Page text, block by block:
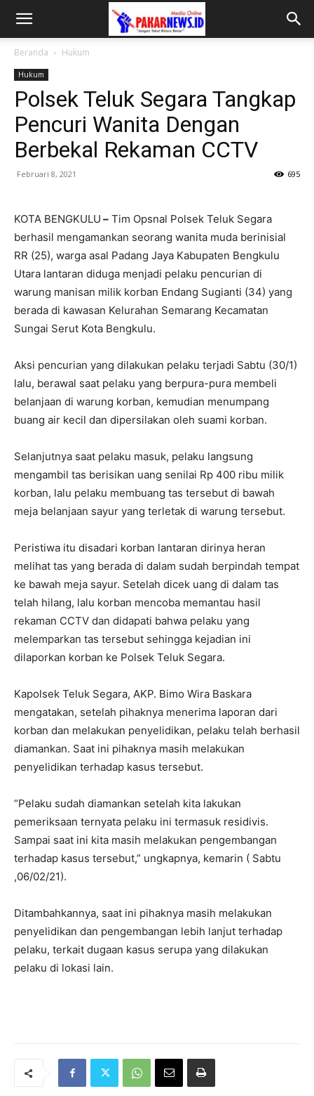
Beranda Hukum
Hukum
Polsek Teluk Segara Tangkap
Pencuri Wanita Dengan
Berbekal Rekaman CCTV
Februari 8, 2021 695
KOTA BENGKULU – Tim Opsnal Polsek Teluk Segara
berhasil mengamankan seorang wanita muda berinisial
RR (25), warga asal Padang Jaya Kabupaten Bengkulu
Utara lantaran diduga menjadi pelaku pencurian di
warung manisan milik korban Endang Sugianti (34) yang
berada di kawasan Kelurahan Semarang Kecamatan
Sungai Serut Kota Bengkulu.
Aksi pencurian yang dilakukan pelaku terjadi Sabtu (30/1)
lalu, berawal saat pelaku yang berpura-pura membeli
belanjaan di warung korban, kemudian menumpang
buang air kecil dan dipersilakan oleh suami korban.
Selanjutnya saat pelaku masuk, pelaku langsung
mengambil tas berisikan uang senilai Rp 400 ribu milik
korban, lalu pelaku membuang tas tersebut di bawah
meja belanjaan sayur yang terletak di warung tersebut.
Peristiwa itu disadari korban lantaran dirinya heran
melihat tas yang berada di dalam sudah berpindah tempat
ke bawah meja sayur. Setelah dicek uang di dalam tas
telah hilang, lalu korban mencoba memantau hasil
rekaman CCTV dan didapati bahwa pelaku yang
melemparkan tas tersebut sehingga kejadian ini
dilaporkan korban ke Polsek Teluk Segara.
Kapolsek Teluk Segara, AKP. Bimo Wira Baskara
mengatakan, setelah pihaknya menerima laporan dari
korban dan melakukan penyelidikan, pelaku telah berhasil
diamankan. Saat ini pihaknya masih melakukan
penyelidikan terhadap kasus tersebut.
“Pelaku sudah diamankan setelah kita lakukan
pemeriksaan ternyata pelaku ini termasuk residivis.
Sampai saat ini kita masih melakukan pengembangan
terhadap kasus tersebut,” ungkapnya, kemarin ( Sabtu
,06/02/21).
Ditambahkannya, saat ini pihaknya masih melakukan
penyelidikan dan pengembangan lebih lanjut terhadap
pelaku, terkait dugaan kasus serupa yang dilakukan
pelaku di lokasi lain.